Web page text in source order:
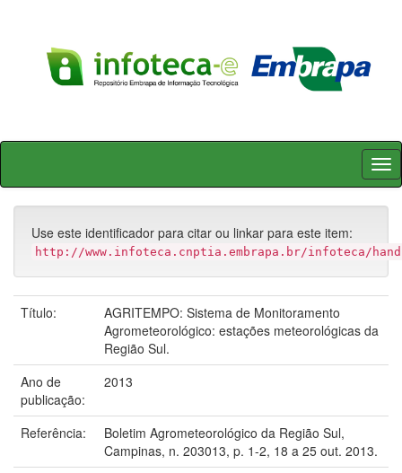
Skip
Use este identificador para citar ou linkar para este item:
http://www.infoteca.cnptia.embrapa.br/infoteca/
Título:
AGRITEMPO: Sistema de Monitoramento
Agrometeorológico: estações meteorológicas da
Região Sul.
Ano de
publicação:
2013
Referência:
Boletim Agrometeorológico da Região Sul,
Campinas, n. 203013, p. 1-2, 18 a 25 out. 2013.